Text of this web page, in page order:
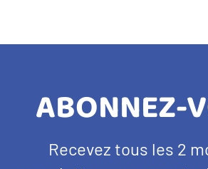
TITRE
BANDEAU
ABONNEZ-
TexteRecevez tous les 2